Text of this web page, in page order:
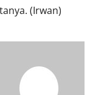
(Irwan)